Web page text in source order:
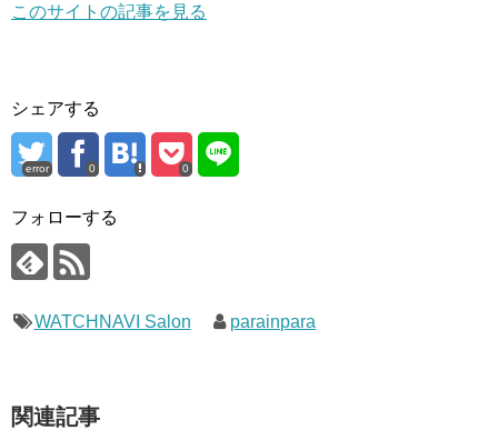
このサイトの記事を見る
シェアする
error 0 0
フォローする
WATCHNAVI Salon parainpara
関連記事